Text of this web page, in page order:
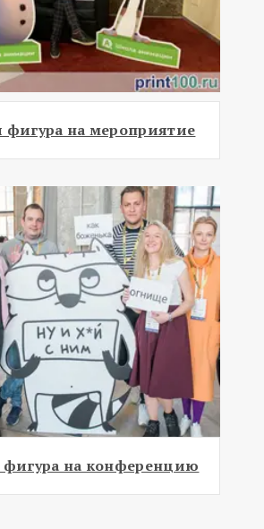
фигура на мероприятие
фигура на конференцию